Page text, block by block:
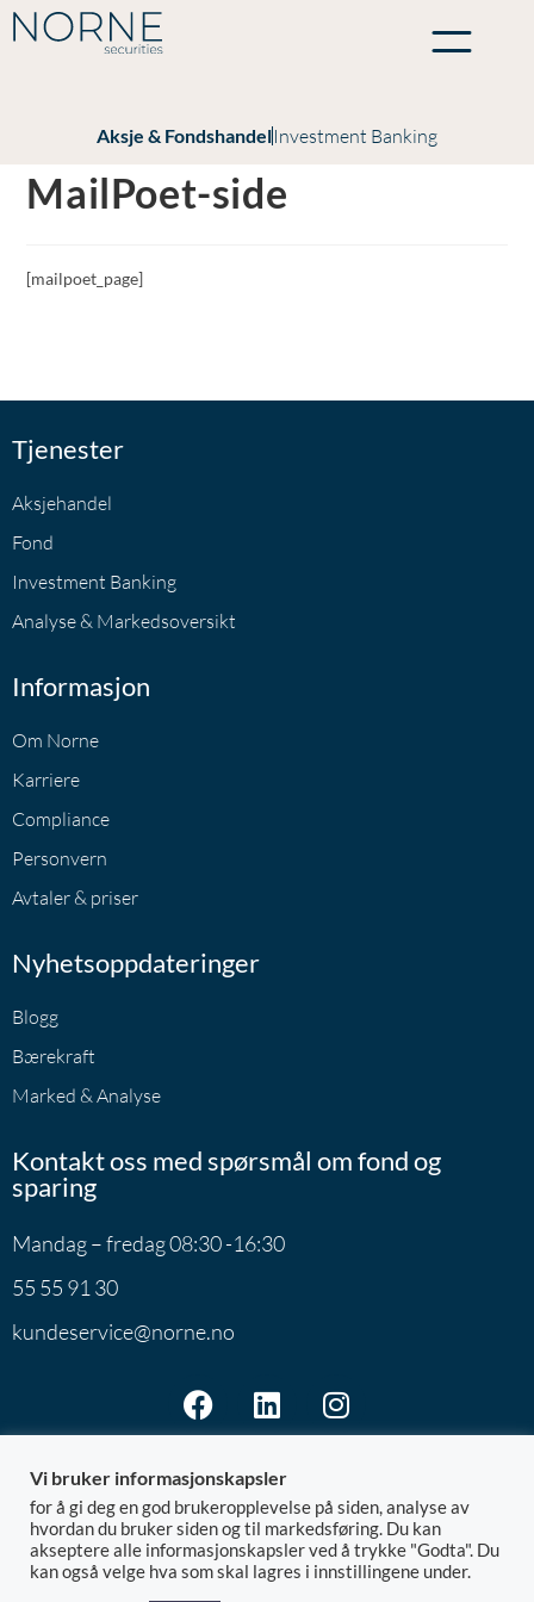
Aksje & FondshandelInvestment Banking
MailPoet-side
[mailpoet_page]
Tjenester
Aksjehandel
Fond
Investment Banking
Analyse & Markedsoversikt
Informasjon
Om Norne
Karriere
Compliance
Personvern
Avtaler & priser
Nyhetsoppdateringer
Blogg
Bærekraft
Marked & Analyse
Kontakt oss med spørsmål om fond og
sparing
Mandag – fredag 08:30 -16:30
55 55 91 30
kundeservice@norne.no
Norne Securities AS | Postboks 7801 | 5020 Bergen
@ 2026 Norne
Org.nr: 992.881.828
Vi bruker informasjonskapsler
for å gi deg en god brukeropplevelse på siden, analyse av
hvordan du bruker siden og til markedsføring. Du kan
akseptere alle informasjonskapsler ved å trykke "Godta". Du
kan også velge hva som skal lagres i innstillingene under.